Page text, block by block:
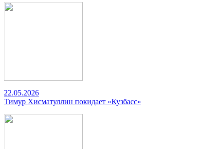
22.05.2026
Тимур Хисматуллин покидает «Кузбасс»